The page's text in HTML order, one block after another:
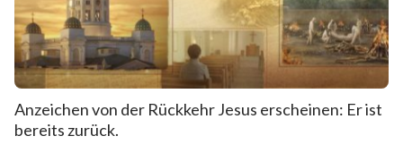
Anzeichen von der Rückkehr Jesus erscheinen: Er ist
bereits zurück.